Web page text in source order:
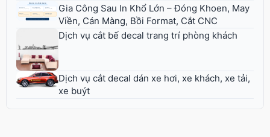
Gia Công Sau In Khổ Lớn – Đóng Khoen, May
Viền, Cán Màng, Bồi Format, Cắt CNC
Dịch vụ cắt bế decal trang trí phòng khách
Dịch vụ cắt decal dán xe hơi, xe khách, xe tải,
xe buýt